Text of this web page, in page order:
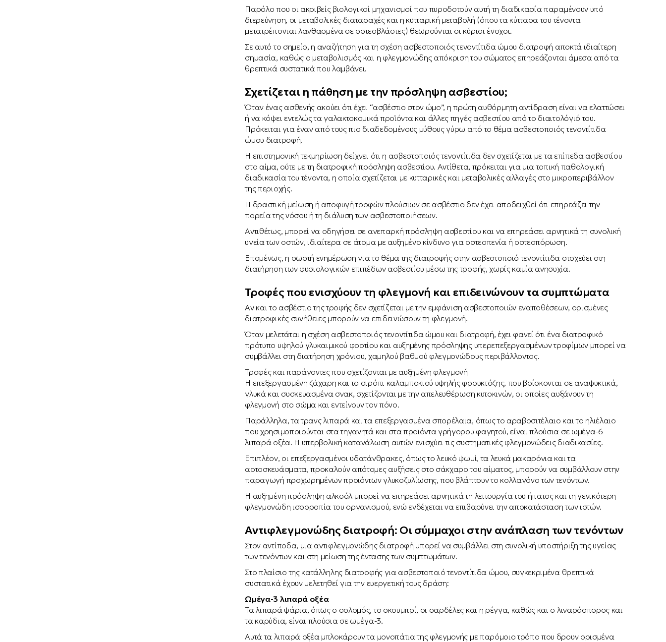
Παρόλο που οι ακριβείς βιολογικοί μηχανισμοί που πυροδοτούν αυτή τη διαδικασία παραμένουν υπό
διερεύνηση, οι μεταβολικές διαταραχές και η κυτταρική μεταβολή (όπου τα κύτταρα του τένοντα
μετατρέπονται λανθασμένα σε οστεοβλάστες) θεωρούνται οι κύριοι ένοχοι.
Σε αυτό το σημείο, η αναζήτηση για τη σχέση ασβεστοποιός τενοντίτιδα ώμου διατροφή αποκτά ιδιαίτερη
σημασία, καθώς ο μεταβολισμός και η φλεγμονώδης απόκριση του σώματος επηρεάζονται άμεσα από τα
θρεπτικά συστατικά που λαμβάνει.
Σχετίζεται η πάθηση με την πρόσληψη ασβεστίου;
Όταν ένας ασθενής ακούει ότι έχει “ασβέστιο στον ώμο”, η πρώτη αυθόρμητη αντίδραση είναι να ελαττώσει
ή να κόψει εντελώς τα γαλακτοκομικά προϊόντα και άλλες πηγές ασβεστίου από το διαιτολόγιό του.
Πρόκειται για έναν από τους πιο διαδεδομένους μύθους γύρω από το θέμα ασβεστοποιός τενοντίτιδα
ώμου διατροφή.
Η επιστημονική τεκμηρίωση δείχνει ότι η ασβεστοποιός τενοντίτιδα δεν σχετίζεται με τα επίπεδα ασβεστίου
στο αίμα, ούτε με τη διατροφική πρόσληψη ασβεστίου. Αντίθετα, πρόκειται για μια τοπική παθολογική
διαδικασία του τένοντα, η οποία σχετίζεται με κυτταρικές και μεταβολικές αλλαγές στο μικροπεριβάλλον
της περιοχής.
Η δραστική μείωση ή αποφυγή τροφών πλούσιων σε ασβέστιο δεν έχει αποδειχθεί ότι επηρεάζει την
πορεία της νόσου ή τη διάλυση των ασβεστοποιήσεων.
Αντιθέτως, μπορεί να οδηγήσει σε ανεπαρκή πρόσληψη ασβεστίου και να επηρεάσει αρνητικά τη συνολική
υγεία των οστών, ιδιαίτερα σε άτομα με αυξημένο κίνδυνο για οστεοπενία ή οστεοπόρωση.
Επομένως, η σωστή ενημέρωση για το θέμα της διατροφής στην ασβεστοποιό τενοντίτιδα στοχεύει στη
διατήρηση των φυσιολογικών επιπέδων ασβεστίου μέσω της τροφής, χωρίς καμία ανησυχία.
Τροφές που ενισχύουν τη φλεγμονή και επιδεινώνουν τα συμπτώματα
Αν και το ασβέστιο της τροφής δεν σχετίζεται με την εμφάνιση ασβεστοποιών εναποθέσεων, ορισμένες
διατροφικές συνήθειες μπορούν να επιδεινώσουν τη φλεγμονή.
Όταν μελετάται η σχέση ασβεστοποιός τενοντίτιδα ώμου και διατροφή, έχει φανεί ότι ένα διατροφικό
πρότυπο υψηλού γλυκαιμικού φορτίου και αυξημένης πρόσληψης υπερεπεξεργασμένων τροφίμων μπορεί να
συμβάλλει στη διατήρηση χρόνιου, χαμηλού βαθμού φλεγμονώδους περιβάλλοντος.
Τροφές και παράγοντες που σχετίζονται με αυξημένη φλεγμονή
Η επεξεργασμένη ζάχαρη και το σιρόπι καλαμποκιού υψηλής φρουκτόζης, που βρίσκονται σε αναψυκτικά,
γλυκά και συσκευασμένα σνακ, σχετίζονται με την απελευθέρωση κυτοκινών, οι οποίες αυξάνουν τη
φλεγμονή στο σώμα και εντείνουν τον πόνο.
Παράλληλα, τα τρανς λιπαρά και τα επεξεργασμένα σπορέλαια, όπως το αραβοσιτέλαιο και το ηλιέλαιο
που χρησιμοποιούνται στα τηγανητά και στα προϊόντα γρήγορου φαγητού, είναι πλούσια σε ωμέγα-6
λιπαρά οξέα. Η υπερβολική κατανάλωση αυτών ενισχύει τις συστηματικές φλεγμονώδεις διαδικασίες.
Επιπλέον, οι επεξεργασμένοι υδατάνθρακες, όπως το λευκό ψωμί, τα λευκά μακαρόνια και τα
αρτοσκευάσματα, προκαλούν απότομες αυξήσεις στο σάκχαρο του αίματος, μπορούν να συμβάλλουν στην
παραγωγή προχωρημένων προϊόντων γλυκοζυλίωσης, που βλάπτουν το κολλαγόνο των τενόντων.
Η αυξημένη πρόσληψη αλκοόλ μπορεί να επηρεάσει αρνητικά τη λειτουργία του ήπατος και τη γενικότερη
φλεγμονώδη ισορροπία του οργανισμού, ενώ ενδέχεται να επιβαρύνει την αποκατάσταση των ιστών.
Αντιφλεγμονώδης διατροφή: Οι σύμμαχοι στην ανάπλαση των τενόντων
Στον αντίποδα, μια αντιφλεγμονώδης διατροφή μπορεί να συμβάλλει στη συνολική υποστήριξη της υγείας
των τενόντων και στη μείωση της έντασης των συμπτωμάτων.
Στο πλαίσιο της κατάλληλης διατροφής για ασβεστοποιό τενοντίτιδα ώμου, συγκεκριμένα θρεπτικά
συστατικά έχουν μελετηθεί για την ευεργετική τους δράση:
Ωμέγα-3 λιπαρά οξέα
Τα λιπαρά ψάρια, όπως ο σολομός, το σκουμπρί, οι σαρδέλες και η ρέγγα, καθώς και ο λιναρόσπορος και
τα καρύδια, είναι πλούσια σε ωμέγα-3.
Αυτά τα λιπαρά οξέα μπλοκάρουν τα μονοπάτια της φλεγμονής με παρόμοιο τρόπο που δρουν ορισμένα